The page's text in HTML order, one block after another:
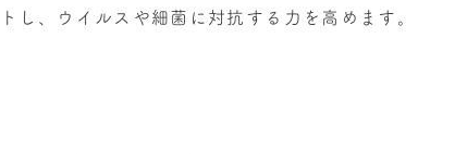
し、ウイルスや細菌に対抗する力を高めます。